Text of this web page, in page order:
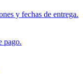
y fechas de entrega.
pago.